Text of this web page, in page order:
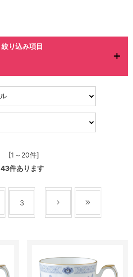
絞り込み項目
[1～20件]
43件あります
3